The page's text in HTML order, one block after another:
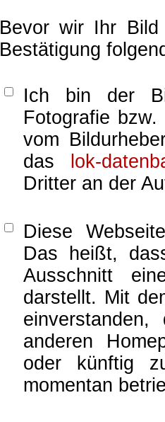
Bevor wir Ihr
Bestätigung
Ich bin der
Fotografie
vom
das
lok-
Dritter an der
Diese
Das heißt,
Ausschnitt
darstellt. Mit
anderen
oder künftig
momentan